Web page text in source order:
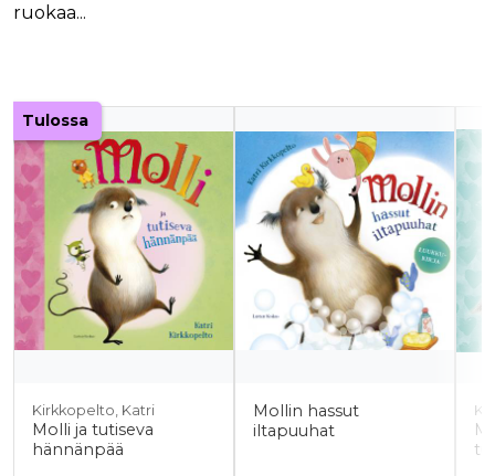
ruokaa...
Tuoteluettelon alku
Tulossa
Kirkkopelto, Katri
Molli ja tutiseva
hännänpää
Mollin hassut
iltapuuhat